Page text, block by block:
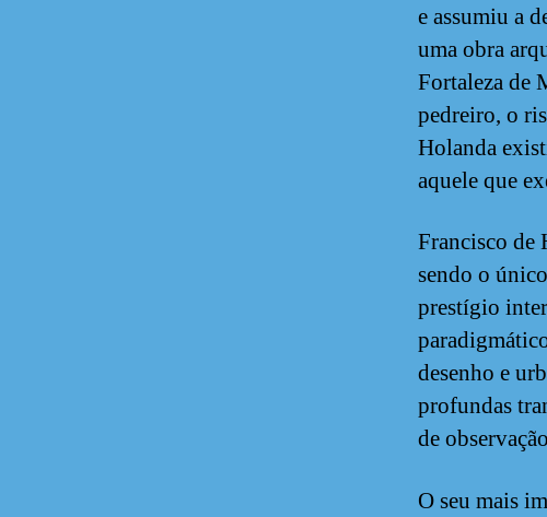
e assumiu a
uma obra
Fortaleza de
pedreiro, o
Holanda
aquele que
Francisco de
sendo o
prestígio
desenho e
profundas
de
O seu mais